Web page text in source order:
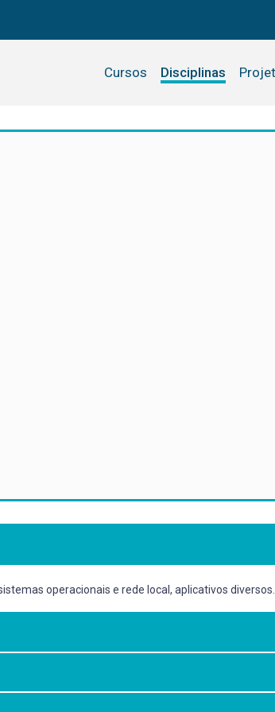
Cursos Disciplinas
operacionais e rede local, aplicativos diversos.
computacionais existentes, estudando e